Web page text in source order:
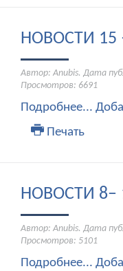
НОВОСТИ 15
Автор: Anubis. Дата
Просмотров: 6691
Подробнее...
Печать
НОВОСТИ 8–
Автор: Anubis. Дата
Просмотров: 5101
Подробнее...